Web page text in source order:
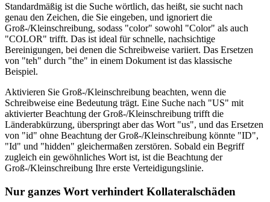
Standardmäßig ist die Suche wörtlich, das heißt, sie sucht nach
genau den Zeichen, die Sie eingeben, und ignoriert die
Groß-/Kleinschreibung, sodass "color" sowohl "Color" als auch
"COLOR" trifft. Das ist ideal für schnelle, nachsichtige
Bereinigungen, bei denen die Schreibweise variiert. Das Ersetzen
von "teh" durch "the" in einem Dokument ist das klassische
Beispiel.
Aktivieren Sie Groß-/Kleinschreibung beachten, wenn die
Schreibweise eine Bedeutung trägt. Eine Suche nach "US" mit
aktivierter Beachtung der Groß-/Kleinschreibung trifft die
Länderabkürzung, überspringt aber das Wort "us", und das Ersetzen
von "id" ohne Beachtung der Groß-/Kleinschreibung könnte "ID",
"Id" und "hidden" gleichermaßen zerstören. Sobald ein Begriff
zugleich ein gewöhnliches Wort ist, ist die Beachtung der
Groß-/Kleinschreibung Ihre erste Verteidigungslinie.
Nur ganzes Wort verhindert Kollateralschäden